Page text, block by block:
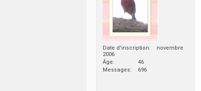
Date d'inscription
novembre
2006
Âge
46
Messages
696